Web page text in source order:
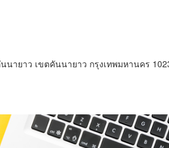
ายาว เขตคันนายาว กรุงเทพมหานคร